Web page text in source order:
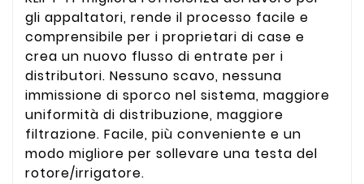
gli appaltatori, rende il processo facile e
comprensibile per i proprietari di case e
crea un nuovo flusso di entrate per i
distributori. Nessuno scavo, nessuna
immissione di sporco nel sistema, maggiore
uniformità di distribuzione, maggiore
filtrazione. Facile, più conveniente e un
modo migliore per sollevare una testa del
rotore/irrigatore.